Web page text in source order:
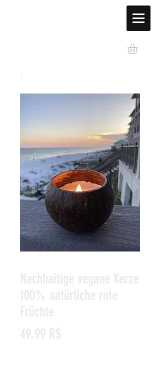
Nachhaltige vegane Kerze
100% natürliche rote
Früchte
49,99 R$Preis